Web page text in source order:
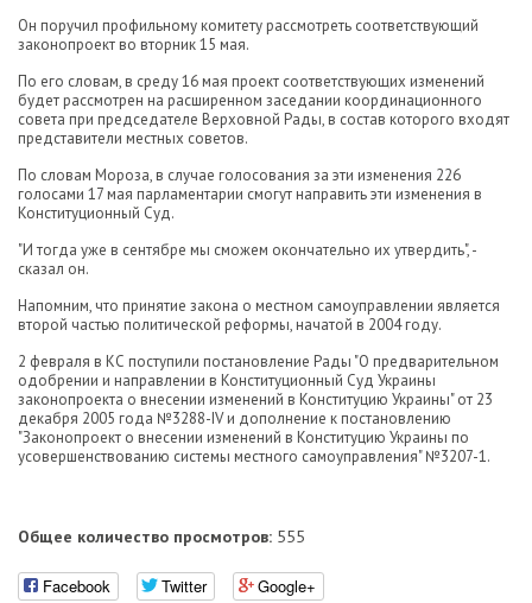
Он поручил профильному комитету рассмотреть соответствующий
законопроект во вторник 15 мая.
По его словам, в среду 16 мая проект соответствующих изменений
будет рассмотрен на расширенном заседании координационного
совета при председателе Верховной Рады, в состав которого входят
представители местных советов.
По словам Мороза, в случае голосования за эти изменения 226
голосами 17 мая парламентарии смогут направить эти изменения в
Конституционный Суд.
"И тогда уже в сентябре мы сможем окончательно их утвердить", -
сказал он.
Напомним, что принятие закона о местном самоуправлении является
второй частью политической реформы, начатой в 2004 году.
2 февраля в КС поступили постановление Рады "О предварительном
одобрении и направлении в Конституционный Суд Украины
законопроекта о внесении изменений в Конституцию Украины" от 23
декабря 2005 года №3288-IV и дополнение к постановлению
"Законопроект о внесении изменений в Конституцию Украины по
усовершенствованию системы местного самоуправления" №3207-1.
Общее количество просмотров: 555
Facebook Twitter Google+